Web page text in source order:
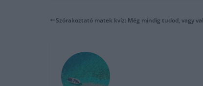
Szórakoztató matek kvíz: Még mindig tudod, vagy